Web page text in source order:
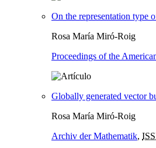
On the representation type
Rosa María Miró-Roig
Proceedings of the
Globally generated vector
Rosa María Miró-Roig
Archiv der Mathematik,